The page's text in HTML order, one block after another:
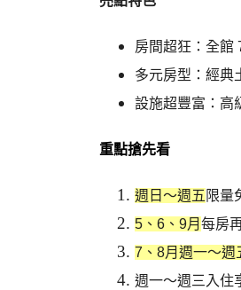
房間超狂：全館
多元房型：經典
設施超豐富：高
重點搶先看
週日～週五 限量
5、6、9月 每房
7、8月週一～週
週一～週三入住